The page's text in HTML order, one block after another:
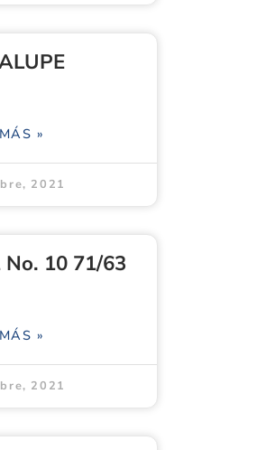
»
2021
No. 10 71/63
»
2021